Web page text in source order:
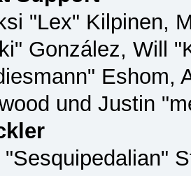
"Lex" Kilpinen,
González, Will
Eshom,
und Justin
"Sesquipedalian"